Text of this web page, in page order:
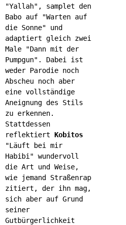
"Yallah", samplet den
Babo auf "Warten auf
die Sonne" und
adaptiert gleich zwei
Male "Dann mit der
Pumpgun". Dabei ist
weder Parodie noch
Abscheu noch aber
eine vollständige
Aneignung des Stils
zu erkennen.
Stattdessen
reflektiert Kobitos
"Läuft bei mir
Habibi" wundervoll
die Art und Weise,
wie jemand Straßenrap
zitiert, der ihn mag,
sich aber auf Grund
seiner
Gutbürgerlichkeit